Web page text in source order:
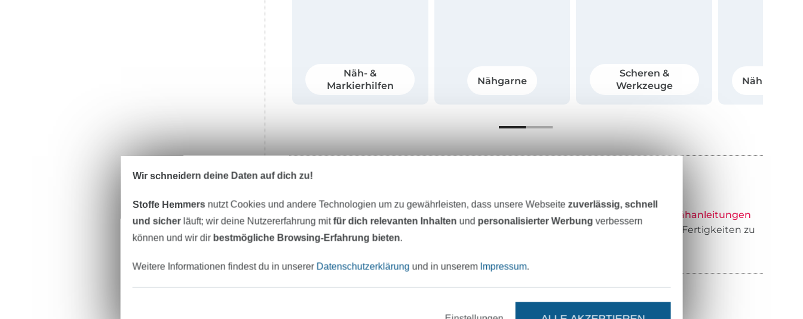
Näh- &
Markierhilfen
Nähgarne
Scheren &
Werkzeuge
Starte mit kleinen, überschaubaren Projekten. Wir bieten einfache, gut erklärte
Nähanleitungen
für Projekte wie Kissenbezüge, Taschen oder Schals. Diese sind perfekt, um Deine Fertigkeiten zu
üben, ohne Dich zu überfordern.
Nähanleitungen für Einsteiger
Wir schneidern deine Daten auf dich zu!
Stoffe Hemmers nutzt Cookies und andere Technologien um zu gewährleisten, dass unsere Webseitezuverlässig, schnell
und sicherläuft; wir deine Nutzererfahrung mitfür dich relevanten Inhalten und personalisierter Werbung verbessern
können und wir dir bestmögliche Browsing-Erfahrung bieten.
Weitere Informationen findest du in unserer Datenschutzerklärung und in unserem Impressum.